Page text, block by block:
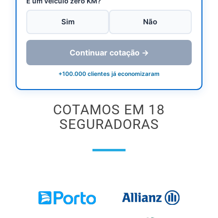
Sim Não
Continuar cotação →
+100.000 clientes já economizaram
COTAMOS EM 18
SEGURADORAS